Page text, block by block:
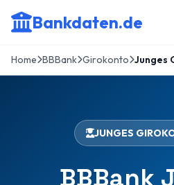
Bankdaten.de
Home BBBank Girokonto Junges
JUNGES
BBBank